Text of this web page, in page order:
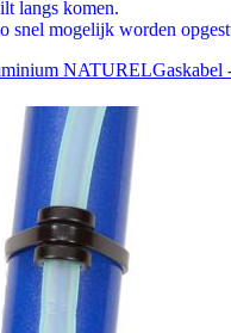
langs komen.
snel mogelijk worden
NATURELGaskabel